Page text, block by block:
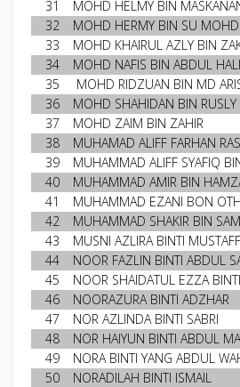
31
MOHD HELMY BIN
32
MOHD HERMY BIN SU
33
MOHD KHAIRUL AZLY BIN
34
MOHD NAFIS BIN ABDUL
35
MOHD RIDZUAN BIN MD
36
MOHD SHAHIDAN BIN RUSLY
37
MOHD ZAIM BIN ZAHIR
38
MUHAMAD ALIFF FARHAN
39
MUHAMMAD ALIFF SYAFIQ
40
MUHAMMAD AMIR BIN
41
MUHAMMAD EZANI BON
42
MUHAMMAD SHAKIR BIN
43
MUSNI AZLIRA BINTI
44
NOOR FAZLIN BINTI ABDUL
45
NOOR SHAIDATUL EZZA
46
NOORAZURA BINTI ADZHAR
47
NOR AZLINDA BINTI SABRI
48
NOR HAIYUN BINTI ABDUL
49
NORA BINTI YANG ABDUL
50
NORADILAH BINTI ISMAIL